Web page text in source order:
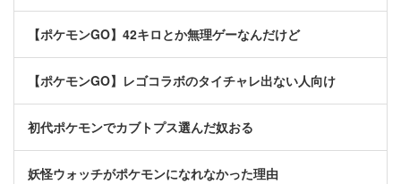
【ポケモンGO】42キロとか無理ゲーなんだけど
【ポケモンGO】レゴコラボのタイチャレ出ない人向け
初代ポケモンでカブトプス選んだ奴おる
妖怪ウォッチがポケモンになれなかった理由